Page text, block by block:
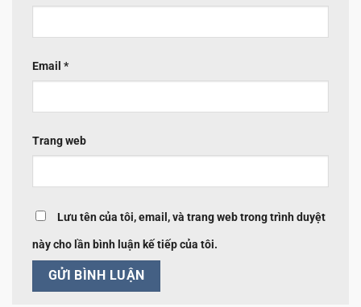
Email *
Trang web
Lưu tên của tôi, email, và trang web trong trình duyệt
này cho lần bình luận kế tiếp của tôi.